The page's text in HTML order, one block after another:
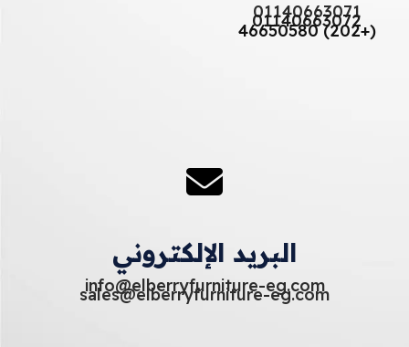
01140663071
01140663072(+202) 46650580
البريد الإلكتروني
info@elberryfurniture-eg.com
sales@elberryfurniture-eg.com